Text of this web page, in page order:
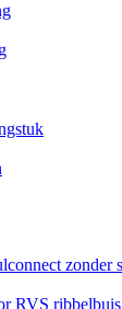
zonder
RVS ribbelbuis